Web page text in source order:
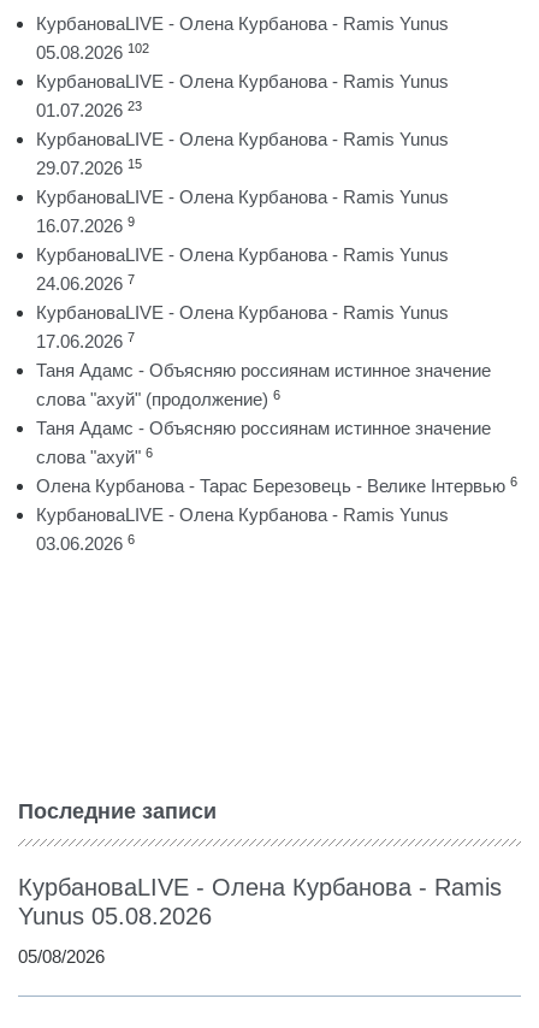
КурбановаLIVE - Олена Курбанова - Ramis Yunus
05.08.2026 102
КурбановаLIVE - Олена Курбанова - Ramis Yunus
01.07.2026 23
КурбановаLIVE - Олена Курбанова - Ramis Yunus
29.07.2026 15
КурбановаLIVE - Олена Курбанова - Ramis Yunus
16.07.2026 9
КурбановаLIVE - Олена Курбанова - Ramis Yunus
24.06.2026 7
КурбановаLIVE - Олена Курбанова - Ramis Yunus
17.06.2026 7
Таня Адамс - Объясняю россиянам истинное значение
слова "ахуй" (продолжение) 6
Таня Адамс - Объясняю россиянам истинное значение
слова "ахуй" 6
Олена Курбанова - Тарас Березовець - Велике Інтервью 6
КурбановаLIVE - Олена Курбанова - Ramis Yunus
03.06.2026 6
Последние записи
КурбановаLIVE - Олена Курбанова - Ramis
Yunus 05.08.2026
05/08/2026